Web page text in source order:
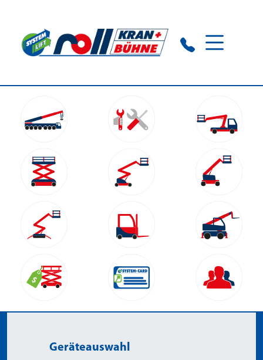
Crailsheim:+49 (0) 7951 2979320
Ansbach:+49 (0) 9805 829300 09
Geräteauswahl